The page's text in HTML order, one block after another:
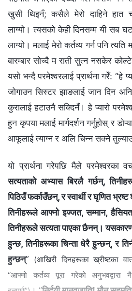
खुसी थिइनँ; कसैले मेरो दाहिने हात
लाग्यो। त्यसको केही दिनसम्म यी सब
लाग्यो। मलाई मेरो कर्तव्य गर्न पनि
बारम्‍बार सोच्दै म राती सुत्‍न नसकेर
यसो भन्दै परमेश्‍वरलाई प्रार्थना गरेँ: “हे
जोगाउन सिस्टर झाङलाई जान दिन
कुरालाई हटाउनै सक्दिनँ। हे प्यारो
हुन कृपया मलाई मार्गदर्शन गर्नुहोस् र
आफूलाई त्याग्‍न र अलि चिन्न सक्ने
यो प्रार्थना गरेपछि मैले परमेश्‍वरका
सत्यताको अभ्यास बिरलै गर्छन्,
पिठिउँ फर्काउँछन्, र स्वार्थी र घृणित
तिनीहरूले आफ्नो इज्जत, सम्मान,
तिनीहरूले सत्यता पाएका छैनन्।
हुन्छ, तिनीहरूका चिन्ता धेरै हुन्छन्, र
हुन्छन्” (आखिरी दिनहरूका ख्रीष्टका
“आफ्‍नो कर्तव्य पूरा गरेको